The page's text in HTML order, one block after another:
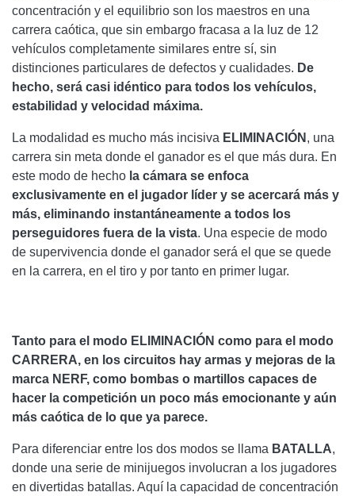
concentración y el equilibrio son los maestros en una
carrera caótica, que sin embargo fracasa a la luz de 12
vehículos completamente similares entre sí, sin
distinciones particulares de defectos y cualidades. De
hecho, será casi idéntico para todos los vehículos,
estabilidad y velocidad máxima.
La modalidad es mucho más incisiva ELIMINACIÓN , una
carrera sin meta donde el ganador es el que más dura. En
este modo de hecho la cámara se enfoca
exclusivamente en el jugador líder y se acercará más y
más, eliminando instantáneamente a todos los
perseguidores fuera de la vista. Una especie de modo
de supervivencia donde el ganador será el que se quede
en la carrera, en el tiro y por tanto en primer lugar.
Tanto para el modo ELIMINACIÓN como para el modo
CARRERA, en los circuitos hay armas y mejoras de la
marca NERF, como bombas o martillos capaces de
hacer la competición un poco más emocionante y aún
más caótica de lo que ya parece.
Para diferenciar entre los dos modos se llama BATALLA,
donde una serie de minijuegos involucran a los jugadores
en divertidas batallas. Aquí la capacidad de concentración